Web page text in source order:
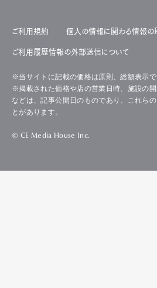
ご利用規約 個人の情報に関わる情報の
ご利用履歴情報の外部送信について
※当サイトに記載の価格は原則、総額表示で
※掲載された価格や店の営業日時、施設の
などは、記事公開日のものであり、これら
とがあります。
© CE Media House Inc.